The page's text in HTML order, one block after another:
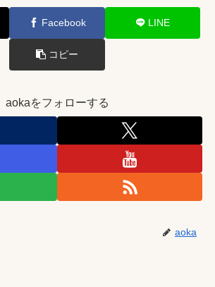
Facebook LINE
コピー
aokaをフォローする
aoka